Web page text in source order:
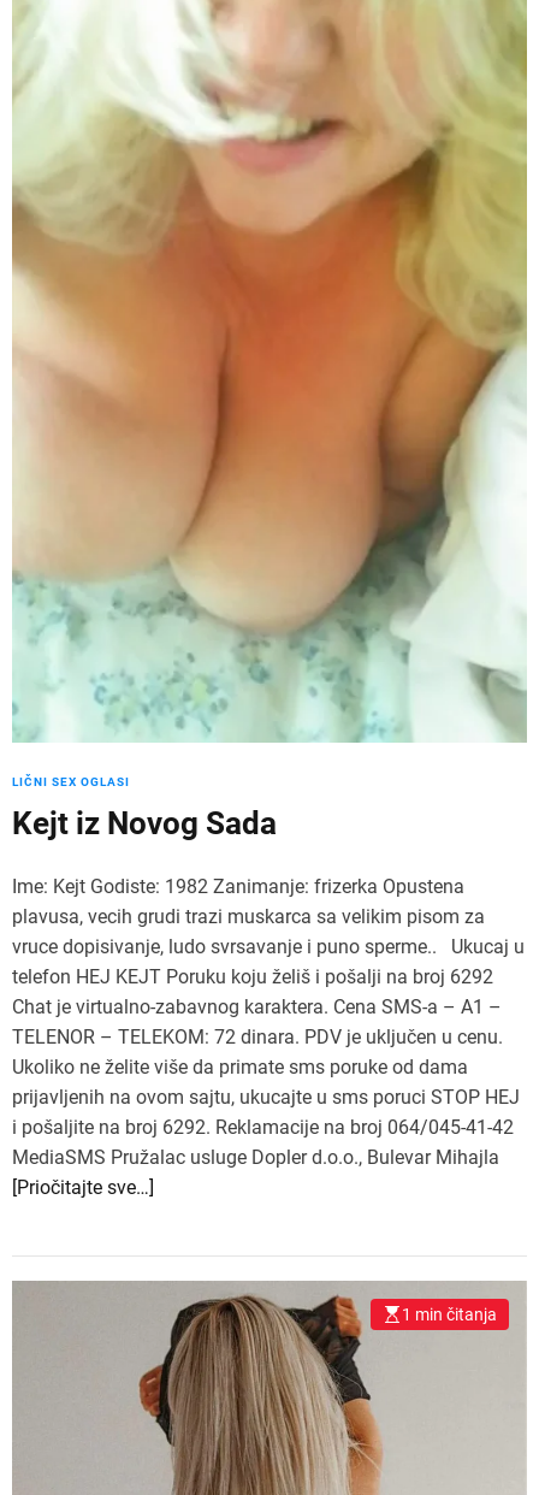
LIČNI SEX OGLASI
Kejt iz Novog Sada
Ime: Kejt Godiste: 1982 Zanimanje: frizerka Opustena
plavusa, vecih grudi trazi muskarca sa velikim pisom za
vruce dopisivanje, ludo svrsavanje i puno sperme.. Ukucaj u
telefon HEJ KEJT Poruku koju želiš i pošalji na broj 6292
Chat je virtualno-zabavnog karaktera. Cena SMS-a – A1 –
TELENOR – TELEKOM: 72 dinara. PDV je uključen u cenu.
Ukoliko ne želite više da primate sms poruke od dama
prijavljenih na ovom sajtu, ukucajte u sms poruci STOP HEJ
i pošaljite na broj 6292. Reklamacije na broj 064/045-41-42
MediaSMS Pružalac usluge Dopler d.o.o., Bulevar Mihajla
[Priočitajte sve…]
1 min čitanja